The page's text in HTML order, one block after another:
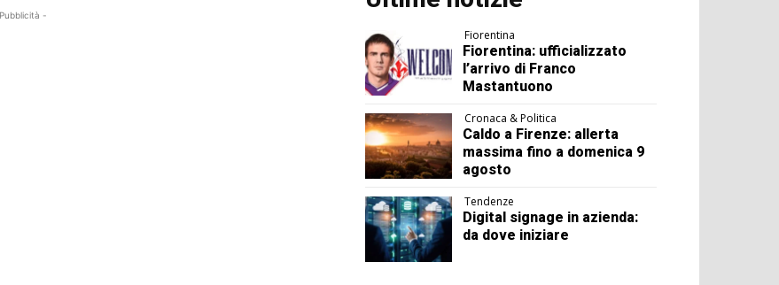
-
Fiorentina
Fiorentina: ufficializzato
l’arrivo di Franco
Mastantuono
Cronaca & Politica
Caldo a Firenze: allerta
massima fino a domenica 9
agosto
Tendenze
Digital signage in azienda:
da dove iniziare